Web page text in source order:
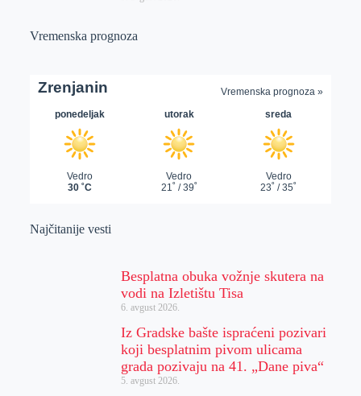
Vremenska prognoza
Najčitanije vesti
Besplatna obuka vožnje skutera na
vodi na Izletištu Tisa
6. avgust 2026.
Iz Gradske bašte ispraćeni pozivari
koji besplatnim pivom ulicama
grada pozivaju na 41. „Dane piva“
5. avgust 2026.